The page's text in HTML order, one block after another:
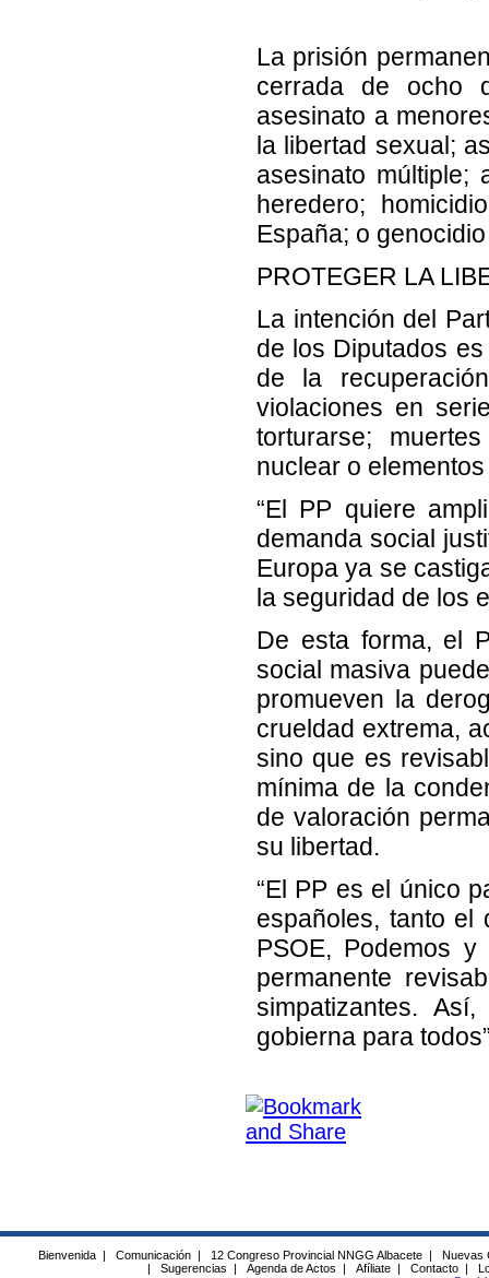
La prisión
cerrada de ocho
asesinato a
la libertad sexual;
asesinato múltiple;
heredero;
España; o
PROTEGER LA
La intención del
de los Diputados
de la
violaciones en
torturarse;
nuclear o
“El PP quiere
demanda social
Europa ya se
la seguridad de los
De esta forma, el
social masiva
promueven la
crueldad extrema,
sino que es
mínima de la
de valoración
su libertad.
“El PP es el único
españoles, tanto el
PSOE, Podemos
permanente
simpatizantes.
gobierna para
Bienvenida | Comunicación | 12 Congreso Provincial NNGG Albacete |
Nuevas
|
Sugerencias | Agenda de Actos | Afíliate | Contacto |